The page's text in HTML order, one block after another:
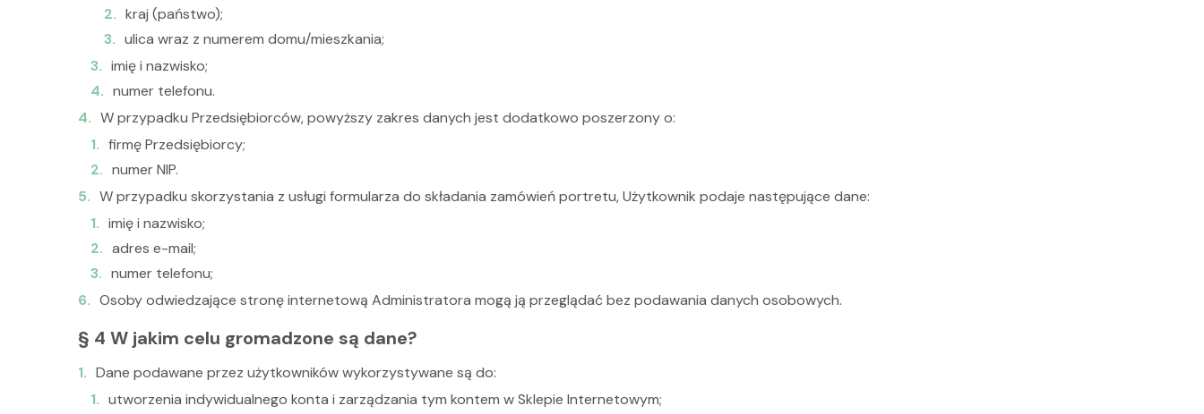
kraj (państwo);
ulica wraz z numerem domu/mieszkania;
imię i nazwisko;
numer telefonu.
W przypadku Przedsiębiorców, powyższy zakres danych jest dodatkowo poszerzony o:
firmę Przedsiębiorcy;
numer NIP.
W przypadku skorzystania z usługi formularza do składania zamówień portretu, Użytkownik podaje następujące dane:
imię i nazwisko;
adres e-mail;
numer telefonu;
Osoby odwiedzające stronę internetową Administratora mogą ją przeglądać bez podawania danych osobowych.
§ 4 W jakim celu gromadzone są dane?
Dane podawane przez użytkowników wykorzystywane są do:
utworzenia indywidualnego konta i zarządzania tym kontem w Sklepie Internetowym;